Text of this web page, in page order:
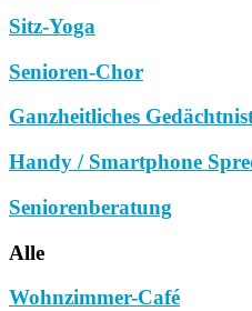
Sitz-Yoga
Senioren-Chor
Ganzheitliches
Handy / Smartphone
Seniorenberatung
Alle
Wohnzimmer-Café